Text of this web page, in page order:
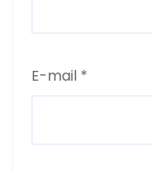
E-mail *